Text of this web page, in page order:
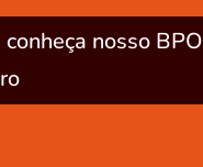
nosso BPO